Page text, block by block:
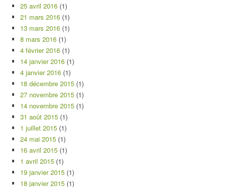
25 avril 2016 (1)
21 mars 2016 (1)
13 mars 2016 (1)
8 mars 2016 (1)
4 février 2016 (1)
14 janvier 2016 (1)
4 janvier 2016 (1)
18 décembre 2015 (1)
27 novembre 2015 (1)
14 novembre 2015 (1)
31 août 2015 (1)
1 juillet 2015 (1)
24 mai 2015 (1)
16 avril 2015 (1)
1 avril 2015 (1)
19 janvier 2015 (1)
18 janvier 2015 (1)